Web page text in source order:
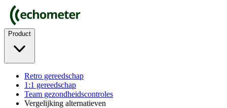
Product
Retro gereedschap
1:1 gereedschap
Team gezondheidscontroles
Vergelijking alternatieven